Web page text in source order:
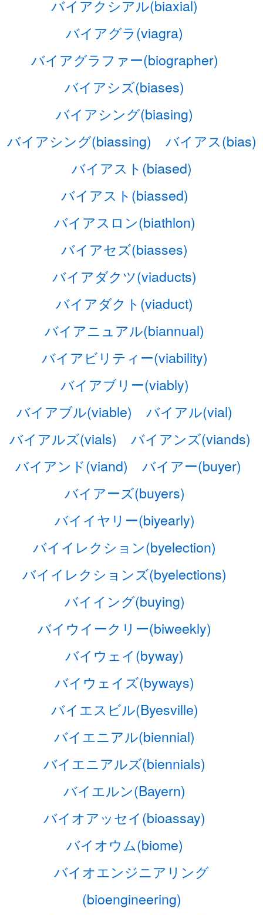
バイアクシアル(biaxial)
バイアグラ(viagra)
バイアグラファー(biographer)
バイアシズ(biases)
バイアシング(biasing)
バイアシング(biassing)
バイアス(bias)
バイアスト(biased)
バイアスト(biassed)
バイアスロン(biathlon)
バイアセズ(biasses)
バイアダクツ(viaducts)
バイアダクト(viaduct)
バイアニュアル(biannual)
バイアビリティー(viability)
バイアブリー(viably)
バイアブル(viable)
バイアル(vial)
バイアルズ(vials)
バイアンズ(viands)
バイアンド(viand)
バイアー(buyer)
バイアーズ(buyers)
バイイヤリー(biyearly)
バイイレクション(byelection)
バイイレクションズ(byelections)
バイイング(buying)
バイウイークリー(biweekly)
バイウェイ(byway)
バイウェイズ(byways)
バイエスビル(Byesville)
バイエニアル(biennial)
バイエニアルズ(biennials)
バイエルン(Bayern)
バイオアッセイ(bioassay)
バイオウム(biome)
バイオエンジニアリング
(bioengineering)